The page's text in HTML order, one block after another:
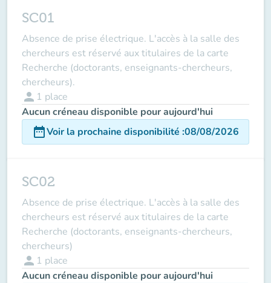
SC01
Absence de prise électrique. L'accès à la salle des
chercheurs est réservé aux titulaires de la carte
Recherche (doctorants, enseignants-chercheurs,
chercheurs).
person 1 place
Aucun créneau disponible pour aujourd'hui
date_rangeVoir la prochaine disponibilité :08/08/2026
SC02
Absence de prise électrique. L'accès à la salle des
chercheurs est réservé aux titulaires de la carte
Recherche (doctorants, enseignants-chercheurs,
chercheurs)
person 1 place
Aucun créneau disponible pour aujourd'hui